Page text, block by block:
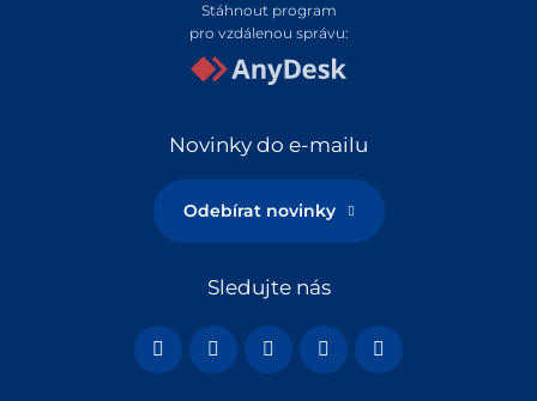
Stáhnout program
pro vzdálenou správu:
Novinky do e-mailu
Odebírat novinky
Sledujte nás